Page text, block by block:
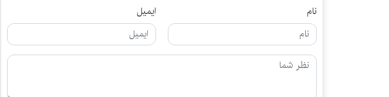
نام ایمیل